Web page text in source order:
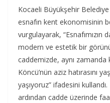
Kocaeli Büyükşehir
esnafın kent ekonomisinin
vurgulayarak,
modern ve estetik bir
caddemizde, aynı
Köncü’nün aziz hatırasını
yaşıyoruz” ifadesini
ardından cadde üzerinde